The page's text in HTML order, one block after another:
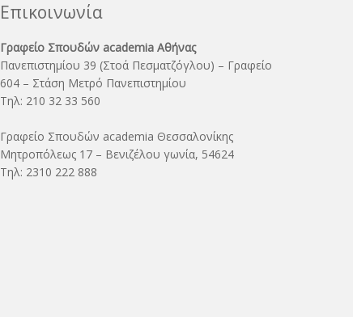
Επικοινωνία
Γραφείο Σπουδών academia Αθήνας
Πανεπιστημίου 39 (Στοά Πεσματζόγλου) – Γραφείο
604 – Στάση Μετρό Πανεπιστημίου
Τηλ: 210 32 33 560
Γραφείο Σπουδών academia Θεσσαλονίκης
Μητροπόλεως 17 – Βενιζέλου γωνία, 54624
Τηλ: 2310 222 888